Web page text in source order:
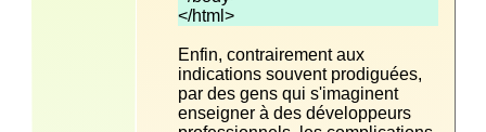
</html>
Enfin, contrairement aux
indications souvent prodiguées,
par des gens qui s'imaginent
enseigner à des développeurs